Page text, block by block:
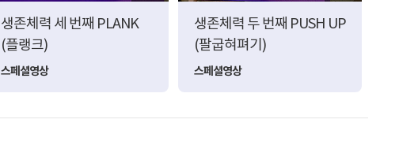
생존체력 세 번째 PLANK
(플랭크)
스페셜영상
생존체력 두 번째 PUSH UP
(팔굽혀펴기)
스페셜영상